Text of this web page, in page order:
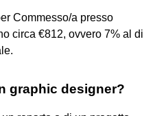
Commesso/a presso
circa €812, ovvero 7% al di
graphic designer?